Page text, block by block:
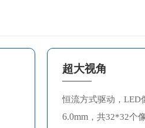
超大视角
恒流方式驱动，LED
6.0mm ，共32*32个